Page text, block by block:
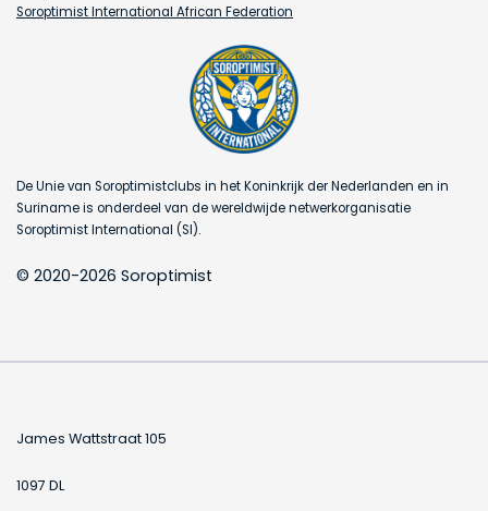
Soroptimist International African Federation
De Unie van Soroptimistclubs in het Koninkrijk der Nederlanden en in
Suriname is onderdeel van de wereldwijde netwerkorganisatie
Soroptimist International (SI).
© 2020-2026 Soroptimist
James Wattstraat 105
1097 DL